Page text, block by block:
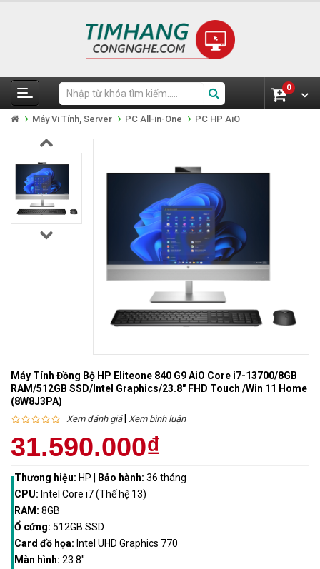
0
Máy Vi Tính, Server PC All-in-One PC HP AiO
Máy Tính Đồng Bộ HP Eliteone 840 G9 AiO Core i7-13700/8GB
RAM/512GB SSD/Intel Graphics/23.8" FHD Touch /Win 11 Home
(8W8J3PA)
Xem đánh giá| Xem bình luận
31.590.000₫
Thương hiệu: HP Bảo hành: 36 tháng
CPU: Intel Core i7 (Thế hệ 13)
RAM: 8GB
Ổ cứng: 512GB SSD
Card đồ họa: Intel UHD Graphics 770
Màn hình: 23.8"